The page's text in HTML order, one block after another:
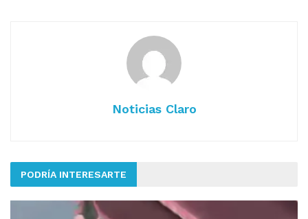
Noticias Claro
PODRÍA INTERESARTE